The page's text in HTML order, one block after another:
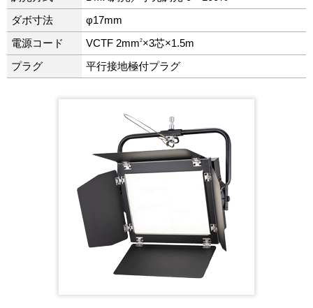
ダボ寸法 φ17mm
電源コード VCTF 2mm2×3芯×1.5m
プラグ 平行接地極付プラグ